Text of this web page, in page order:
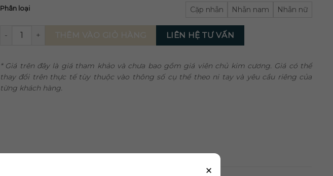
Phân loại Cặp nhẫn Nhẫn nam Nhẫn nữ
Nhẫn Cưới Evermount ND147 - ND148 số lượngLIÊN HỆ TƯ VẤN
* Giá trên đây là giá tham khảo và chưa bao gồm giá viên chủ kim cương. Giá có thể
thay đổi trên thực tế tùy thuộc vào thông số cụ thể theo ni tay và yêu cầu riêng của
từng khách hàng.
×